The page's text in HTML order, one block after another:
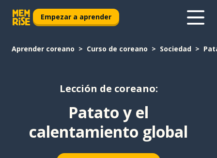
Empezar a aprender
Aprender coreano Curso de coreano Sociedad
Lección de coreano:
Patato y el
calentamiento global